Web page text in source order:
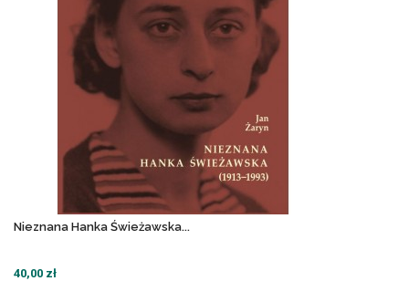
Nieznana Hanka Świeżawska...
40,00 zł